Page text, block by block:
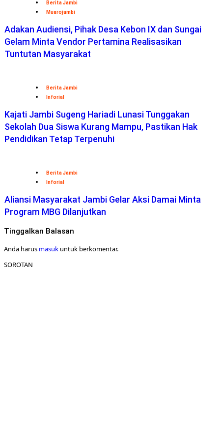
Berita Jambi
Muarojambi
Adakan Audiensi, Pihak Desa Kebon IX dan Sungai
Gelam Minta Vendor Pertamina Realisasikan
Tuntutan Masyarakat
Berita Jambi
Inforial
Kajati Jambi Sugeng Hariadi Lunasi Tunggakan
Sekolah Dua Siswa Kurang Mampu, Pastikan Hak
Pendidikan Tetap Terpenuhi
Berita Jambi
Inforial
Aliansi Masyarakat Jambi Gelar Aksi Damai Minta
Program MBG Dilanjutkan
Tinggalkan Balasan
Anda harus masuk untuk berkomentar.
SOROTAN